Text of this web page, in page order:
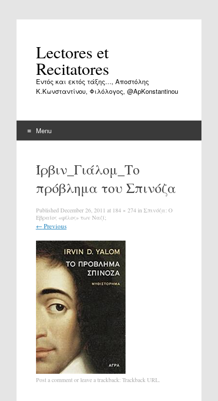
Lectores et
Recitatores
Εντός και εκτός τάξης…, Αποστόλης
Κ.Κωνσταντίνου, Φιλόλογος, @ApKonstantinou
Menu
contentΊρβιν_Γιάλομ_Το
πρόβλημα του Σπινόζα
Published December 26, 2011 at 184 × 274in Σπινόζα: Ο
Εβραίος «φίλος» των Ναζί;
← Previous
Post a commentor leave a trackback: Trackback URL.